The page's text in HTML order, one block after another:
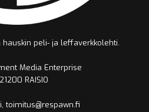
peli- ja leffaverkkolehti.
Media Enterprise
RAISIO
toimitus@respawn.fi